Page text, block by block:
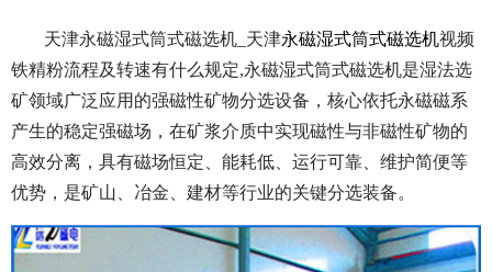
天津永磁湿式筒式磁选机_天津永磁湿式筒式磁选机视频
铁精粉流程及转速有什么规定,永磁湿式筒式磁选机是湿法选
矿领域广泛应用的强磁性矿物分选设备，核心依托永磁磁系
产生的稳定强磁场，在矿浆介质中实现磁性与非磁性矿物的
高效分离，具有磁场恒定、能耗低、运行可靠、维护简便等
优势，是矿山、冶金、建材等行业的关键分选装备。